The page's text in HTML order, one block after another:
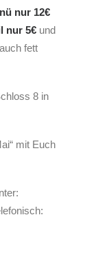
nur 12€
nur 5€ und
fett
8 in
mit Euch